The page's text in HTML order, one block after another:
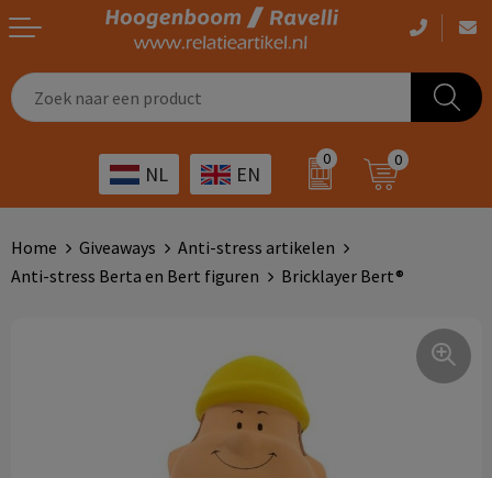
NL EN
0 0
Giveaways
Outdoor
Werkkleding
Sportkleding
Outdoor artikelen bedrukken
Giveaways bedrukken
Transport
Horeca
Home Giveaways
Anti-stress artikelen
Anti-stress Berta en Bert figuren
Bricklayer Bert®